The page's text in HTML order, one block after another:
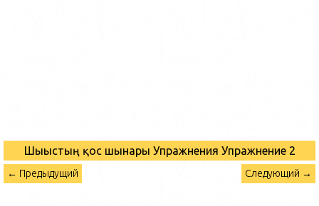
Шығыстың қос шынары Упражнения Упражнение 2
← Предыдущий Следующий →